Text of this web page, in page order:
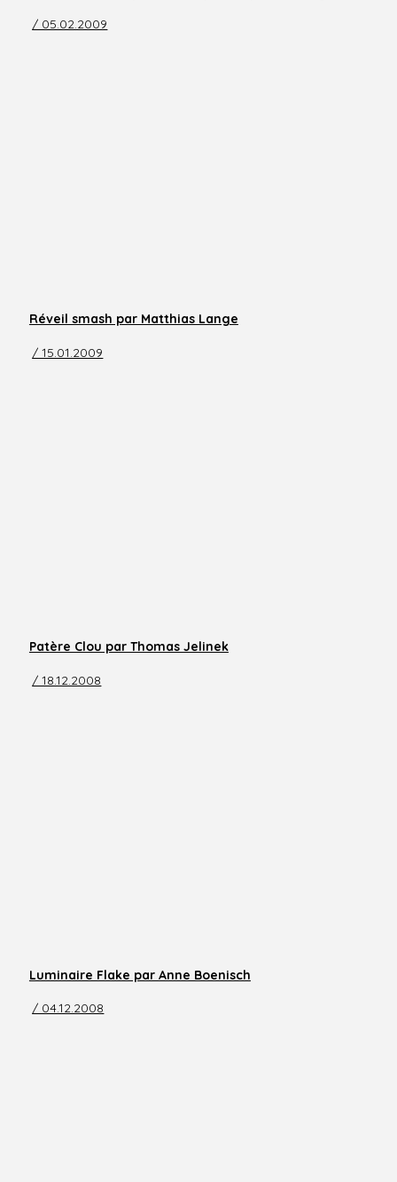
/ 05.02.2009
Réveil smash par Matthias Lange
/ 15.01.2009
Patère Clou par Thomas Jelinek
/ 18.12.2008
Luminaire Flake par Anne Boenisch
/ 04.12.2008